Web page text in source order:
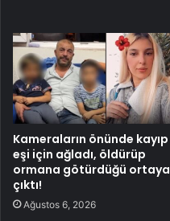
Kameraların önünde kayıp
eşi için ağladı, öldürüp
ormana götürdüğü ortaya
çıktı!
Ağustos 6, 2026